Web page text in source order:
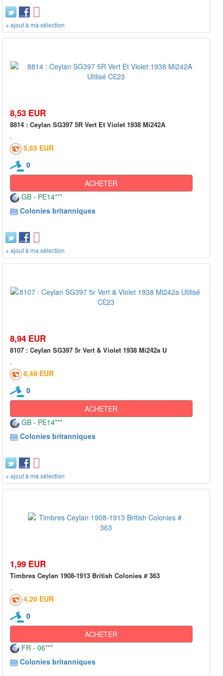
+ ajout à ma sélection
8,53 EUR
8814 : Ceylan SG397 5R Vert Et Violet 1938 Mi242A
5,65 EUR
0
ACHETER
GB - PE14***
Colonies britanniques
+ ajout à ma sélection
8,94 EUR
8107 : Ceylan SG397 5r Vert & Violet 1938 Mi242a U
8,48 EUR
0
ACHETER
GB - PE14***
Colonies britanniques
+ ajout à ma sélection
1,99 EUR
Timbres Ceylan 1908-1913 British Colonies # 363
4,20 EUR
0
ACHETER
FR - 06***
Colonies britanniques